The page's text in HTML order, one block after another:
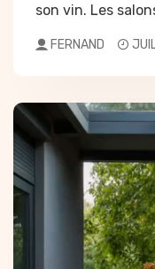
son vin. Les
FERNAND